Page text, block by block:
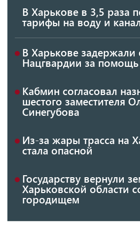
В Харькове в 3,5 раза
тарифы на воду и
В Харькове
Нацгвардии за помощь
Кабмин согласовал
шестого заместителя
Синегубова
Из-за жары трасса на
стала опасной
Государству вернули
Харьковской области
городищем